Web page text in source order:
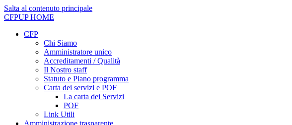
Salta al contenuto principale
CFPUPHOME
CFP
Chi Siamo
Amministratore unico
Accreditamenti / Qualità
Il Nostro staff
Statuto e Piano programma
Carta dei servizi e POF
La carta dei Servizi
POF
Link Utili
Amministrazione trasparente